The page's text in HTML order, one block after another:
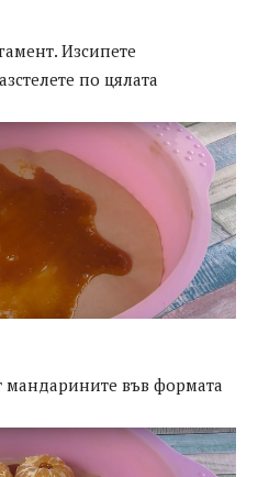
Изсипете
по цялата
мандарините във формата